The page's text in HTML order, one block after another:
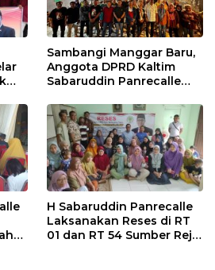
Sambangi Manggar Baru,
Anggota DPRD Kaltim
Sabaruddin Panrecalle
Balikpapan
H Sabaruddin Panrecalle
Laksanakan Reses di RT
01 dan RT 54 Sumber Rejo